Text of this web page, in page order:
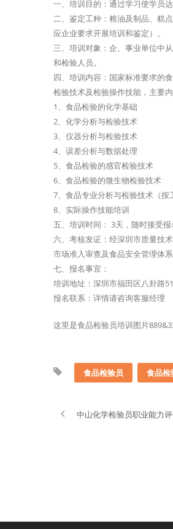
一、培训目的：通过学习使学员
二、鉴定工种：粮油及制品、糕
应企业要求开展培训和鉴定）。
三、培训对象：企、事业单位中
和检验人员。
四、培训内容：国家标准要求的
检验技术及检验操作技能，主要内
1、食品检验的化学基础
2、化学分析与检验技术
3、仪器分析与检验技术
4、误差分析与数据处理
5、食品检验的感官检验技术
6、食品检验的微生物检验技术
7、食品专业分析与检验技术（按
8、实际操作技能培训
五、培训时间： 3天，随时接受报
六、考核发证：经深圳市质量技
市场准入审查及食品安全管理体
七、报名事宜：
培训地址：深圳市福田区八卦路
报名联系：详情请咨询客服经理
这里是食品检验员培训图片
食品检验员 食品检
中山化学检验员职业能力